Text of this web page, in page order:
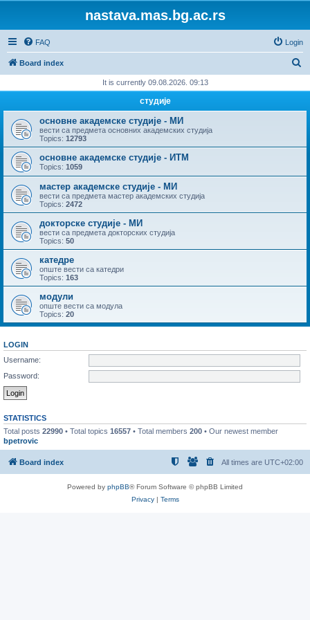
nastava.mas.bg.ac.rs
FAQ Login
Board index
r
h
It is currently 09.08.2026. 09:13
студије
основне академске студије - МИ
вести са предмета основних академских студија
Topics: 12793
основне академске студије - ИТМ
Topics: 1059
мастер академске студије - МИ
вести са предмета мастер академских студија
Topics: 2472
докторске студије - МИ
вести са предмета докторских студија
Topics: 50
катедре
опште вести са катедри
Topics: 163
модули
опште вести са модула
Topics: 20
LOGIN
Username:
Password:
STATISTICS
Total posts 22990 • Total topics 16557 • Total members 200 • Our newest member
bpetrovic
Board index All times are UTC+02:00
Powered by phpBB® Forum Software © phpBB Limited
Privacy| Terms